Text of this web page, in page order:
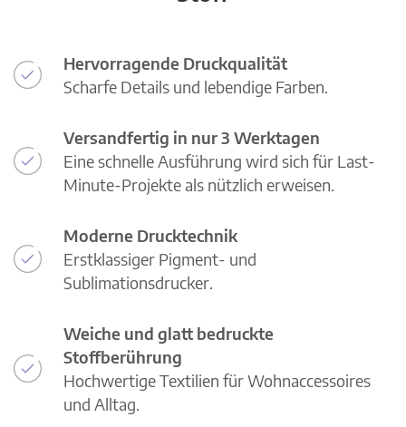
Hervorragende Druckqualität
Scharfe Details und lebendige Farben.
Versandfertig in nur 3 Werktagen
Eine schnelle Ausführung wird sich für Last-
Minute-Projekte als nützlich erweisen.
Moderne Drucktechnik
Erstklassiger Pigment- und
Sublimationsdrucker.
Weiche und glatt bedruckte
Stoffberührung
Hochwertige Textilien für Wohnaccessoires
und Alltag.